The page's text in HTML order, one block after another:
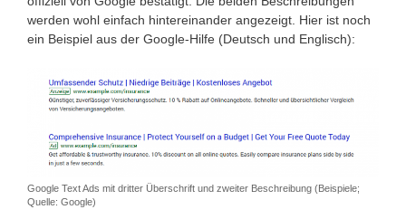
werden wohl einfach hintereinander angezeigt. Hier ist noch
ein Beispiel aus der Google-Hilfe (Deutsch und Englisch):
Google Text Ads mit dritter Überschrift und zweiter Beschreibung (Beispiele;
Quelle: Google)